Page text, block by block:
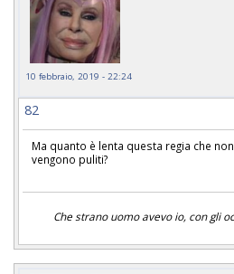
10 febbraio, 2019 - 22:24
82
Ma quanto è lenta questa regia che
vengono puliti?
Che strano uomo avevo io, con gli